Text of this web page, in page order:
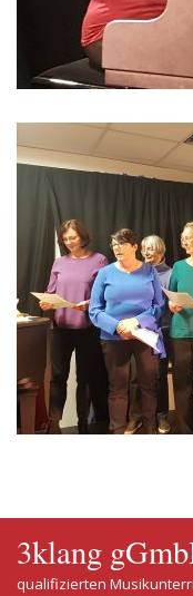
3klang
qualifizierten